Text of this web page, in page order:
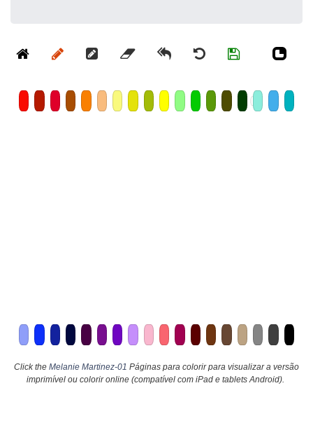
Click the Melanie Martinez-01 Páginas para colorir para visualizar a versão
imprimível ou colorir online (compatível com iPad e tablets Android).